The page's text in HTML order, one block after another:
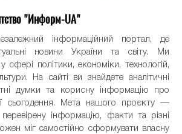
"Информ-UA"
інформаційний портал, де
новини України та світу. Ми
сфері політики, економіки, технологій,
На сайті ви знайдете аналітичні
думки та корисну інформацію про
сьогодення. Мета нашого проєкту —
інформацію, факти та різні
міг самостійно сформувати власну